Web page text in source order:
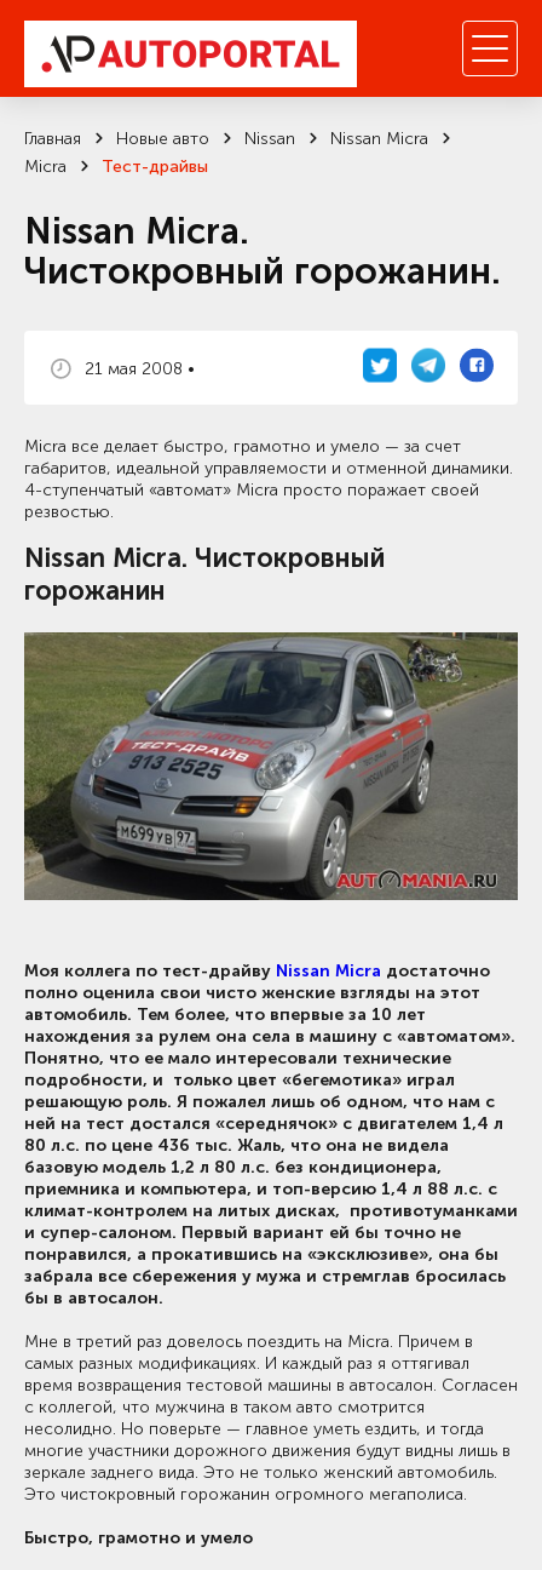
Главная Новые авто Nissan
Nissan Micra
Micra
Тест-драйвы
Nissan Micra.
Чистокровный горожанин.
21 мая 2008 •
Micra все делает быстро, грамотно и умело — за счет
габаритов, идеальной управляемости и отменной динамики.
4-ступенчатый «автомат» Micra просто поражает своей
резвостью.
Nissan Micra. Чистокровный
горожанин
Моя коллега по тест-драйву Nissan Micra достаточно
полно оценила свои чисто женские взгляды на этот
автомобиль. Тем более, что впервые за 10 лет
нахождения за рулем она села в машину с «автоматом».
Понятно, что ее мало интересовали технические
подробности, и только цвет «бегемотика» играл
решающую роль. Я пожалел лишь об одном, что нам с
ней на тест достался «середнячок» с двигателем 1,4 л
80 л.с. по цене 436 тыс. Жаль, что она не видела
базовую модель 1,2 л 80 л.с. без кондиционера,
приемника и компьютера, и топ-версию 1,4 л 88 л.с. с
климат-контролем на литых дисках, противотуманками
и супер-салоном. Первый вариант ей бы точно не
понравился, а прокатившись на «эксклюзиве», она бы
забрала все сбережения у мужа и стремглав бросилась
бы в автосалон.
Мне в третий раз довелось поездить на Micra. Причем в
самых разных модификациях. И каждый раз я оттягивал
время возвращения тестовой машины в автосалон. Согласен
с коллегой, что мужчина в таком авто смотрится
несолидно. Но поверьте — главное уметь ездить, и тогда
многие участники дорожного движения будут видны лишь в
зеркале заднего вида. Это не только женский автомобиль.
Это чистокровный горожанин огромного мегаполиса.
Быстро, грамотно и умело